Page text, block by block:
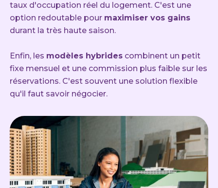
taux d'occupation réel du logement. C'est une
option redoutable pour maximiser vos gains
durant la très haute saison.
Enfin, les modèles hybrides combinent un petit
fixe mensuel et une commission plus faible sur les
réservations. C'est souvent une solution flexible
qu'il faut savoir négocier.